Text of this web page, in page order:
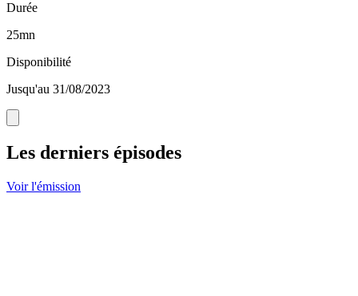
Durée
25mn
Disponibilité
Jusqu'au 31/08/2023
Les derniers épisodes
Voir l'émission